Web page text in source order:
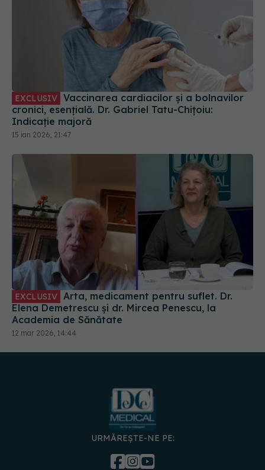
EXCLUSIV
cronici, esențială. Dr. Gabriel Tatu-Chițoiu:
Indicație majoră
15 ian 2026, 21:47
EXCLUSIV
Elena Demetrescu și dr. Mircea Penescu, la
Academia de Sănătate
12 mar 2026, 14:44
URMĂREȘTE-NE PE: